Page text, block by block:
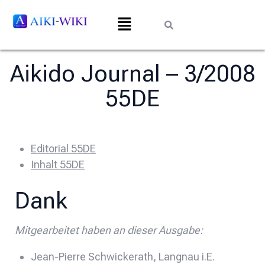
Aikido Journal – 3/2008
55DE
Editorial 55DE
Inhalt 55DE
Dank
Mitgearbeitet haben an dieser Ausgabe:
Jean-Pierre Schwickerath, Langnau i.E.